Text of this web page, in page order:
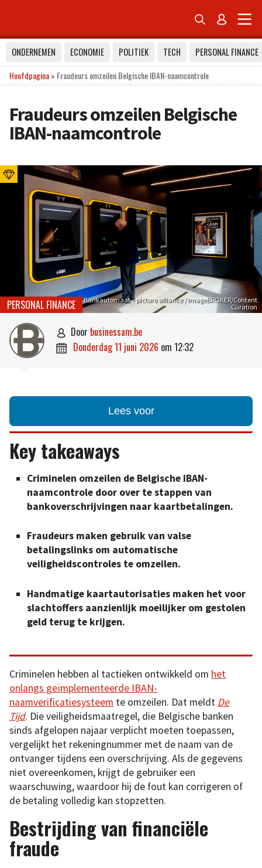
 
ONDERNEMEN ECONOMIE POLITIEK TECH
PERSONAL FINANCE
Hoofdpagina» Fraudeurs omzeilen Belgische IBAN-naamcontrole
Fraudeurs omzeilen Belgische
IBAN-naamcontrole
Bankautomaat – picture alliance / imageBROKER/Content
Curation
PERSONAL FINANCE
 door businessam.be
 donderdag 11 juni 2026 om 12:32
Lees voor
Key takeaways
Criminelen omzeilen de Belgische IBAN-
naamcontrole door over te stappen van
bankoverschrijvingen naar kaartbetalingen.
Fraudeurs maken gebruik van valse
betalingslinks om automatische
veiligheidscontroles te omzeilen.
Handmatige kaartautorisaties maken het voor
slachtoffers aanzienlijk moeilijker om gestolen
geld terug te krijgen.
Criminelen hebben al tactieken ontwikkeld om het
onlangs geïmplementeerde IBAN-
naamverificatiesysteem te omzeilen. Dat meldt De
Tijd. Die veiligheidsmaatregel, die Belgische banken
sinds afgelopen najaar verplicht moeten toepassen,
vergelijkt het rekeningnummer met de naam van de
ontvanger tijdens een overschrijving. Als de gegevens
niet overeenkomen, krijgt de gebruiker een
waarschuwing, waardoor hij de fout kan corrigeren of
de betaling volledig kan stopzetten.
Bestrijding van financiële
fraude